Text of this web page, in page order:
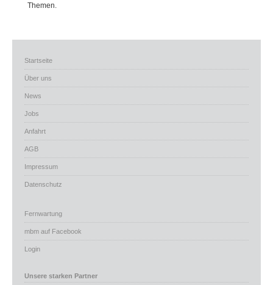
Themen.
Startseite
Über uns
News
Jobs
Anfahrt
AGB
Impressum
Datenschutz
Fernwartung
mbm auf Facebook
Login
Unsere starken Partner